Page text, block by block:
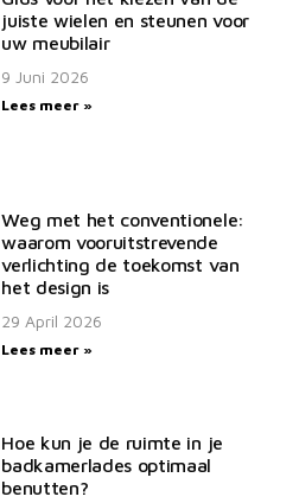
juiste wielen en steunen voor
uw meubilair
9 Juni 2026
Lees meer »
Weg met het conventionele:
waarom vooruitstrevende
verlichting de toekomst van
het design is
29 April 2026
Lees meer »
Hoe kun je de ruimte in je
badkamerlades optimaal
benutten?